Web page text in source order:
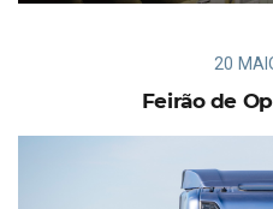
20
Feirão de